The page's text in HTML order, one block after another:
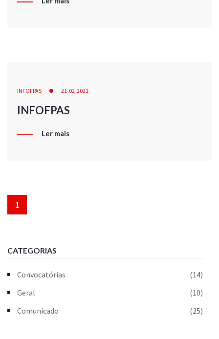
INFOFPAS 21-02-2021
INFOFPAS
Ler mais
1
CATEGORIAS
Convocatórias
(14)
Geral
(10)
Comunicado
(25)